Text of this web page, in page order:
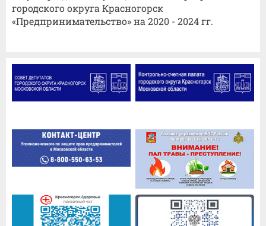
городского округа Красногорск
«Предпринимательство» на 2020 - 2024 гг.